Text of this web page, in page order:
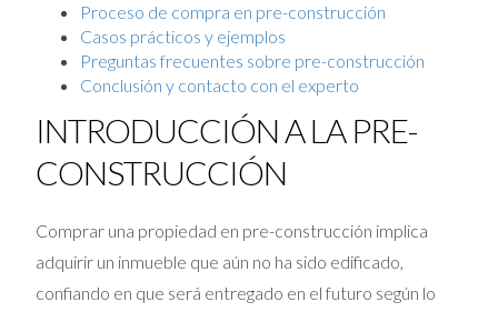
Proceso de compra en pre-construcción
Casos prácticos y ejemplos
Preguntas frecuentes sobre pre-construcción
Conclusión y contacto con el experto
INTRODUCCIÓN A LA PRE-
CONSTRUCCIÓN
Comprar una propiedad en pre-construcción implica
adquirir un inmueble que aún no ha sido edificado,
confiando en que será entregado en el futuro según lo